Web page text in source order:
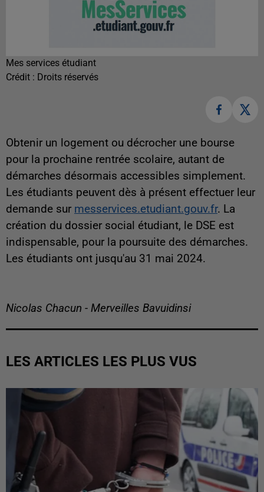
Mes services étudiant
Crédit : Droits réservés
Obtenir un logement ou décrocher une bourse
pour la prochaine rentrée scolaire, autant de
démarches désormais accessibles simplement.
Les étudiants peuvent dès à présent effectuer leur
demande sur messervices.etudiant.gouv.fr. La
création du dossier social étudiant, le DSE est
indispensable, pour la poursuite des démarches.
Les étudiants ont jusqu'au 31 mai 2024.
Nicolas Chacun - Merveilles Bavuidinsi
LES ARTICLES LES PLUS VUS